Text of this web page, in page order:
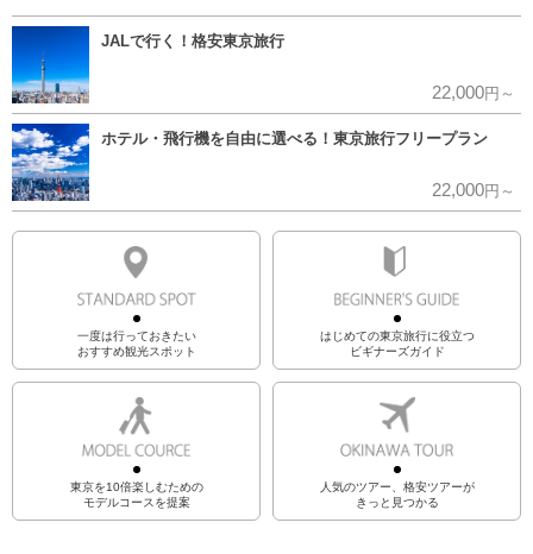
JALで行く！格安東京旅行
22,000円～
ホテル・飛行機を自由に選べる！東京旅行フリープラン
22,000円～
一度は行っておきたい
おすすめ観光スポット
はじめての東京旅行に役立つ
ビギナーズガイド
東京を10倍楽しむための
モデルコースを提案
人気のツアー、格安ツアーが
きっと見つかる